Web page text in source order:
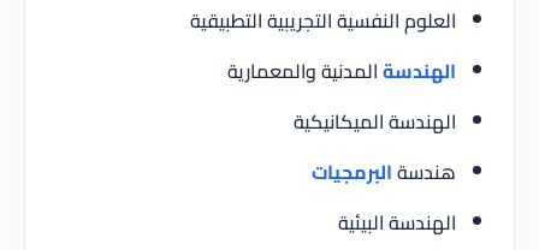
العلوم النفسية التجريبية التطبيقية
الهندسةالمدنية والمعمارية
الهندسة الميكانيكية
هندسةالبرمجيات
الهندسة البيئية